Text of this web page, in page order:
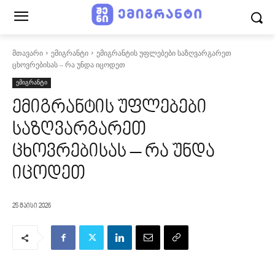
მთავარი ემიგრანტი
ემიგრანტის უფლებები საზღვარგარეთ
ცხოვრებისას – რა უნდა იცოდეთ
ემიგრანტი
ემიგრანტის უფლებები
საზღვარგარეთ
ცხოვრებისას – რა უნდა
იცოდეთ
25 მაისი 2026